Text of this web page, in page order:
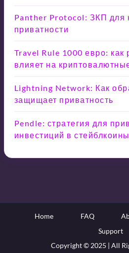
Panther Protocol: ЗКП для
приватности
Travel Rule 1000 евро: как
влияет на
Lightning Network: Как
защищает приватность
Pendle: стратегия для
инвестиций в стейблкоины
Home FAQ
Support
Copyright © 2025 | All